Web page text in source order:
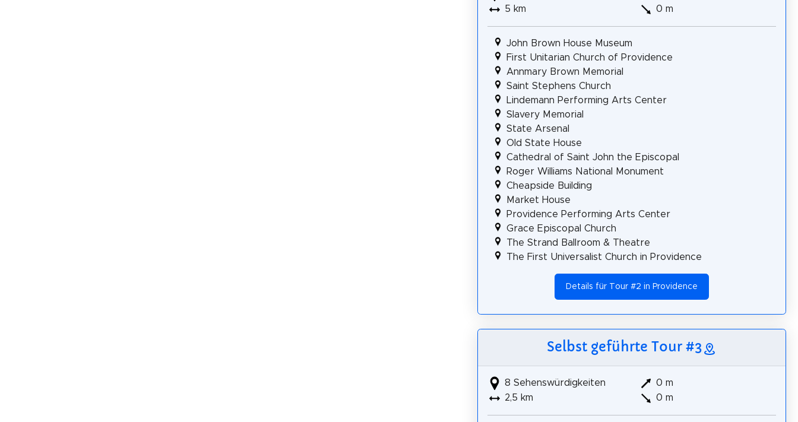
5 km
0 m
John Brown House Museum
First Unitarian Church of Providence
Annmary Brown Memorial
Saint Stephens Church
Lindemann Performing Arts Center
Slavery Memorial
State Arsenal
Old State House
Cathedral of Saint John the Episcopal
Roger Williams National Monument
Cheapside Building
Market House
Providence Performing Arts Center
Grace Episcopal Church
The Strand Ballroom & Theatre
The First Universalist Church in Providence
Details für Tour #2 in Providence
Selbst geführte Tour #3
8 Sehenswürdigkeiten
2,5 km
0 m
0 m